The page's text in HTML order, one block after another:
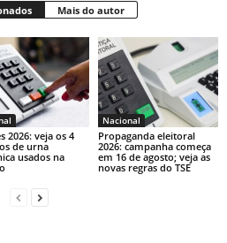
Mais do autor
2026: veja os 4
de urna
usados na
Nacional
Propaganda eleitoral
2026: campanha começa
em 16 de agosto; veja as
novas regras do TSE